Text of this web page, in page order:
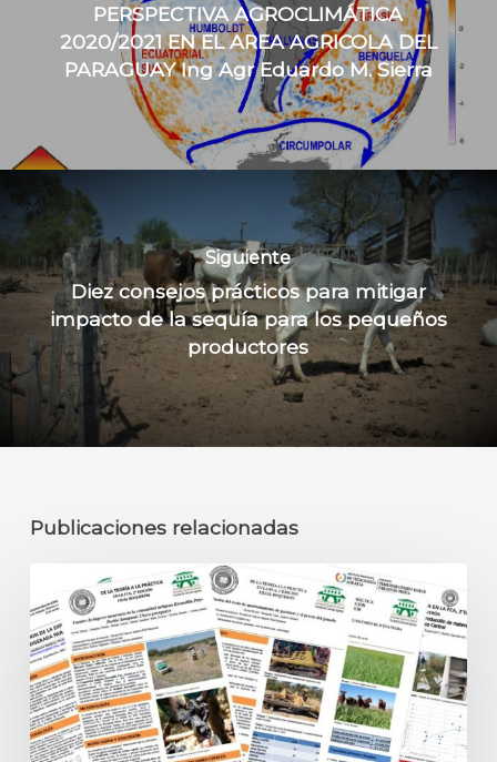
PERSPECTIVA AGROCLIMÁTICA
2020/2021 EN EL AREA AGRICOLA DEL
PARAGUAY Ing Agr Eduardo M. Sierra
Siguiente
Diez consejos prácticos para mitigar
impacto de la sequía para los pequeños
productores
Publicaciones relacionadas